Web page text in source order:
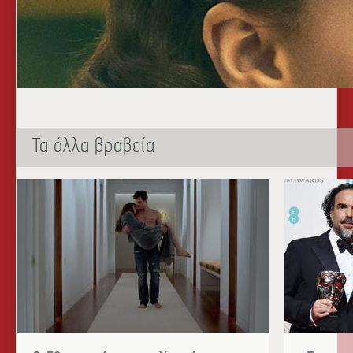
Τα άλλα βραβεία